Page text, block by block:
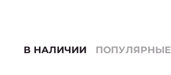
В НАЛИЧИИ ПОПУЛЯРНЫЕ